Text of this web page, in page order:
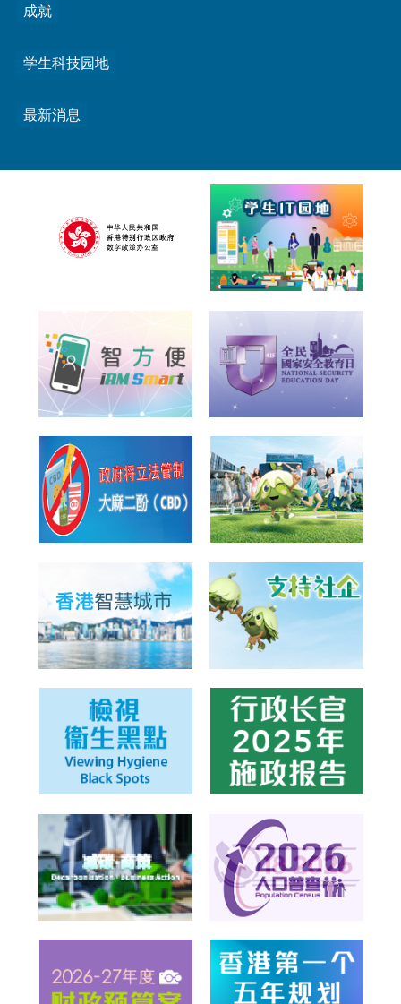
成就
学生科技园地
最新消息